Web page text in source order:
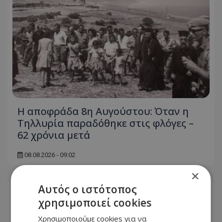
Η αποφράδα 8η Αυγούστου: Όταν η
Τηλλυρία παραδόθηκε στις φλόγες –
62 χρόνια μετά
08.08.2026 - 09:02
×
Αυτός ο ιστότοπος
χρησιμοποιεί cookies
Χρησιμοποιούμε cookies για να